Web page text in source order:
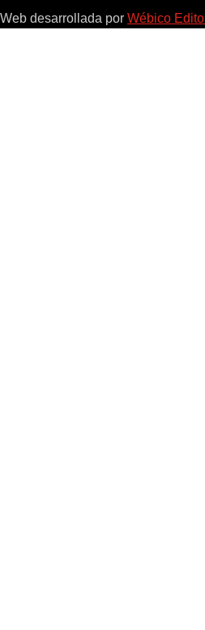
Web desarrollada por Wébico